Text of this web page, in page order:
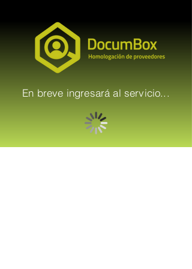
En breve ingresará al servicio...